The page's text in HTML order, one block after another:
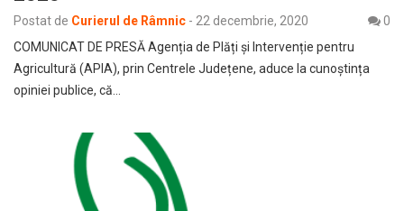
Postat de Curierul de Râmnic - 22 decembrie, 2020
0
COMUNICAT DE PRESĂ Agenția de Plăți şi Intervenție pentru
Agricultură (APIA), prin Centrele Județene, aduce la cunoștința
opiniei publice, că…